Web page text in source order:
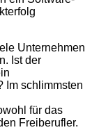
Unternehmen
Ist der
Im schlimmsten
für das
Freiberufler.